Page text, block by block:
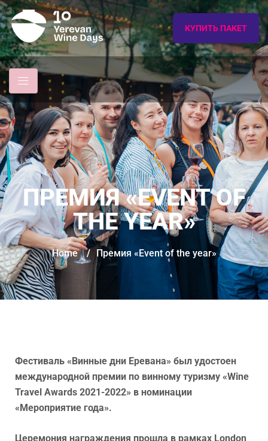
КУПИТЬ ПАКЕТ
ПРЕМИЯ «EVENT OF
THE YEAR»
Home / Премия «Event of the year»
Фестиваль «Винные дни Еревана» был удостоен
международной премии по винному туризму «Wine
Travel Awards 2021-2022» в номинации
«Мероприятие года».
Церемония награждения прошла в рамках London